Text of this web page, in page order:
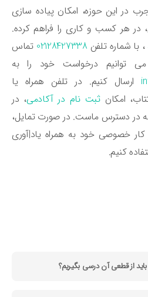
این حوزه، امکان پیاده سازی
هر کسب و کاری را فراهم کرده.
تلفن02128427338 تماس
درخواست خود را به
کنیم. در تلفن همراه یا
امکانثبت نام در آکادمی، در
ماست. در صورت تمایل،
خصوصی خود به همراه یاد|آوری
کنیم.
قطعی آن درسی بگیریم؟